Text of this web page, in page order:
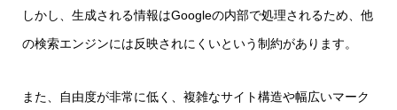
しかし、生成される情報はGoogleの内部で処理されるため、他
の検索エンジンには反映されにくいという制約があります。
また、自由度が非常に低く、複雑なサイト構造や幅広いマーク